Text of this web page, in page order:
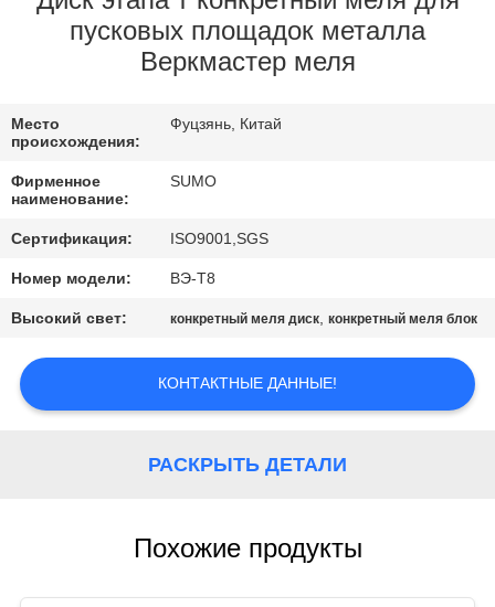
ПРОВЕРКА
КАЧЕСТВА
СВЯЖИТЕСЬ
МЫ
СПРОСИТЕ
ЦИТАТУ
САЙТА
КОНФИДЕНЦИАЛЬНОСТИ
пусковых площадок металла
Веркмастер меля
Место
происхождения:
Фуцзянь, Китай
Фирменное
наименование:
SUMO
Сертификация: ISO9001,SGS
Номер модели: ВЭ-Т8
Высокий свет: конкретный меля диск,конкретный меля блок
КОНТАКТНЫЕ ДАННЫЕ!
РАСКРЫТЬ ДЕТАЛИ
Похожие продукты